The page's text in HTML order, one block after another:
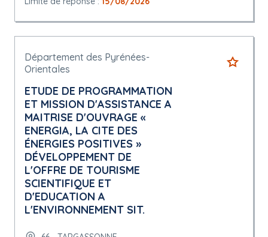
Département des Pyrénées-
Orientales
ETUDE DE PROGRAMMATION
ET MISSION D'ASSISTANCE A
MAITRISE D'OUVRAGE «
ENERGIA, LA CITE DES
ÉNERGIES POSITIVES »
DÉVELOPPEMENT DE
L'OFFRE DE TOURISME
SCIENTIFIQUE ET
D'EDUCATION A
L'ENVIRONNEMENT SIT.